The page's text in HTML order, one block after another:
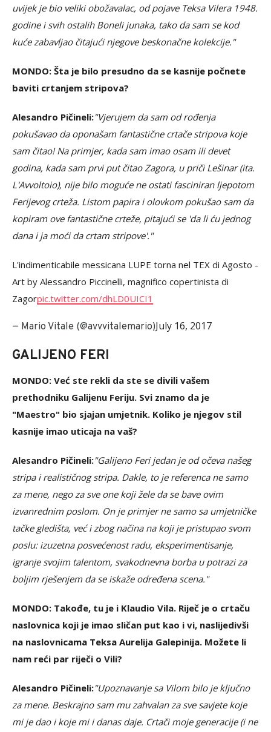
uvijek je bio veliki obožavalac, od pojave Teksa Vilera 1948.
godine i svih ostalih Boneli junaka, tako da sam se kod
kuće zabavljao čitajući njegove beskonačne kolekcije."
MONDO: Šta je bilo presudno da se kasnije počnete
baviti crtanjem stripova?
Alesandro Pičineli:"Vjerujem da sam od rođenja
pokušavao da oponašam fantastične crtače stripova koje
sam čitao! Na primjer, kada sam imao osam ili devet
godina, kada sam prvi put čitao Zagora, u priči Lešinar (ita.
L'Avvoltoio), nije bilo moguće ne ostati fasciniran ljepotom
Ferijevog crteža. Listom papira i olovkom pokušao sam da
kopiram ove fantastične crteže, pitajući se 'da li ću jednog
dana i ja moći da crtam stripove'."
L'indimenticabile messicana LUPE torna nel TEX di Agosto -
Art by Alessandro Piccinelli, magnifico copertinista di
Zagorpic.twitter.com/dhLD0UICI1
— Mario Vitale (@avvvitalemario)July 16, 2017
GALIJENO FERI
MONDO: Već ste rekli da ste se divili vašem
prethodniku Galijenu Feriju. Svi znamo da je
"Maestro" bio sjajan umjetnik. Koliko je njegov stil
kasnije imao uticaja na vaš?
Alesandro Pičineli:"Galijeno Feri jedan je od očeva našeg
stripa i realističnog stripa. Dakle, to je referenca ne samo
za mene, nego za sve one koji žele da se bave ovim
izvanrednim poslom. On je primjer ne samo sa umjetničke
tačke gledišta, već i zbog načina na koji je pristupao svom
poslu: izuzetna posvećenost radu, eksperimentisanje,
igranje svojim talentom, svakodnevna borba u potrazi za
boljim rješenjem da se iskaže određena scena."
MONDO: Takođe, tu je i Klaudio Vila. Riječ je o crtaču
naslovnica koji je imao sličan put kao i vi, naslijedivši
na naslovnicama Teksa Aurelija Galepinija. Možete li
nam reći par riječi o Vili?
Alesandro Pičineli:"Upoznavanje sa Vilom bilo je ključno
za mene. Beskrajno sam mu zahvalan za sve savjete koje
mi je dao i koje mi i danas daje. Crtači moje generacije (i ne